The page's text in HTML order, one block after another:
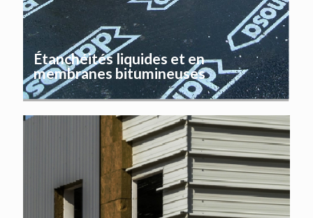
Étanchéités liquides et en
membranes bitumineuses